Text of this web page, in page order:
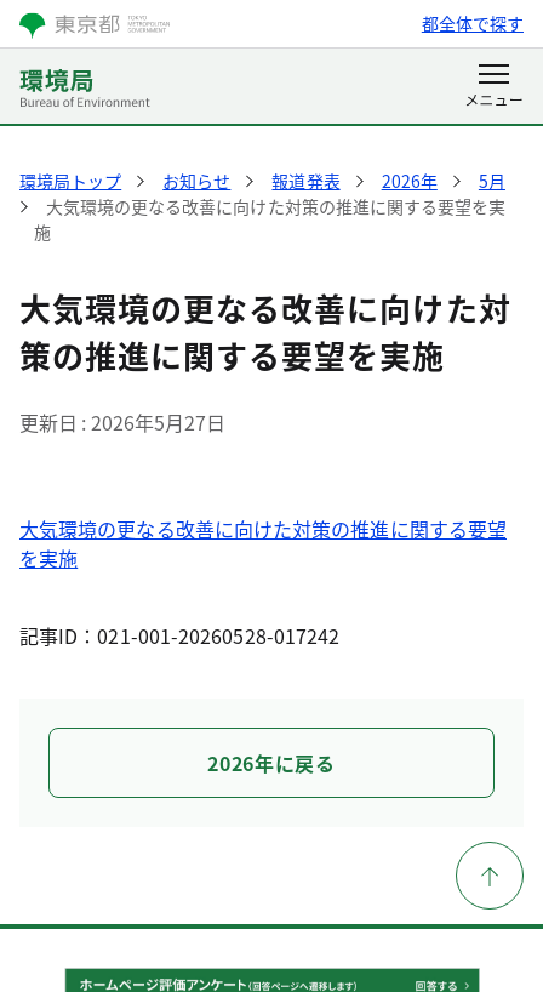
都全体で探す
環境局トップ お知らせ 報道発表 2026年
5月
大気環境の更なる改善に向けた対策の推進に関する要望を実
施
大気環境の更なる改善に向けた対
策の推進に関する要望を実施
更新日 2026年5月27日
大気環境の更なる改善に向けた対策の推進に関する要望
を実施
記事ID：021-001-20260528-017242
2026年に戻る